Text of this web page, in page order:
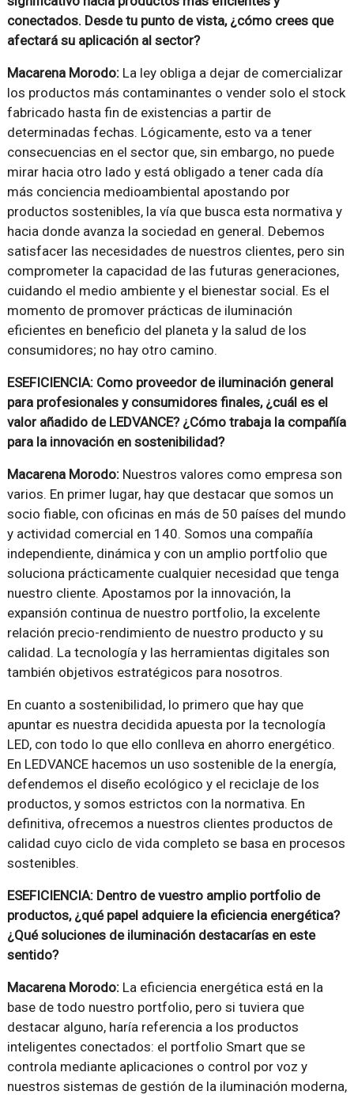
conectados. Desde tu punto de vista, ¿cómo crees que
afectará su aplicación al sector?
Macarena Morodo:La ley obliga a dejar de comercializar
los productos más contaminantes o vender solo el stock
fabricado hasta fin de existencias a partir de
determinadas fechas. Lógicamente, esto va a tener
consecuencias en el sector que, sin embargo, no puede
mirar hacia otro lado y está obligado a tener cada día
más conciencia medioambiental apostando por
productos sostenibles, la vía que busca esta normativa y
hacia donde avanza la sociedad en general. Debemos
satisfacer las necesidades de nuestros clientes, pero sin
comprometer la capacidad de las futuras generaciones,
cuidando el medio ambiente y el bienestar social. Es el
momento de promover prácticas de iluminación
eficientes en beneficio del planeta y la salud de los
consumidores; no hay otro camino.
ESEFICIENCIA: Como proveedor de iluminación general
para profesionales y consumidores finales, ¿cuál es el
valor añadido de LEDVANCE? ¿Cómo trabaja la compañía
para la innovación en sostenibilidad?
Macarena Morodo:Nuestros valores como empresa son
varios. En primer lugar, hay que destacar que somos un
socio fiable, con oficinas en más de 50 países del mundo
y actividad comercial en 140. Somos una compañía
independiente, dinámica y con un amplio portfolio que
soluciona prácticamente cualquier necesidad que tenga
nuestro cliente. Apostamos por la innovación, la
expansión continua de nuestro portfolio, la excelente
relación precio-rendimiento de nuestro producto y su
calidad. La tecnología y las herramientas digitales son
también objetivos estratégicos para nosotros.
En cuanto a sostenibilidad, lo primero que hay que
apuntar es nuestra decidida apuesta por la tecnología
LED, con todo lo que ello conlleva en ahorro energético.
En LEDVANCE hacemos un uso sostenible de la energía,
defendemos el diseño ecológico y el reciclaje de los
productos, y somos estrictos con la normativa. En
definitiva, ofrecemos a nuestros clientes productos de
calidad cuyo ciclo de vida completo se basa en procesos
sostenibles.
ESEFICIENCIA: Dentro de vuestro amplio portfolio de
productos, ¿qué papel adquiere la eficiencia energética?
¿Qué soluciones de iluminación destacarías en este
sentido?
Macarena Morodo:La eficiencia energética está en la
base de todo nuestro portfolio, pero si tuviera que
destacar alguno, haría referencia a los productos
inteligentes conectados: el portfolio Smart que se
controla mediante aplicaciones o control por voz y
nuestros sistemas de gestión de la iluminación moderna,